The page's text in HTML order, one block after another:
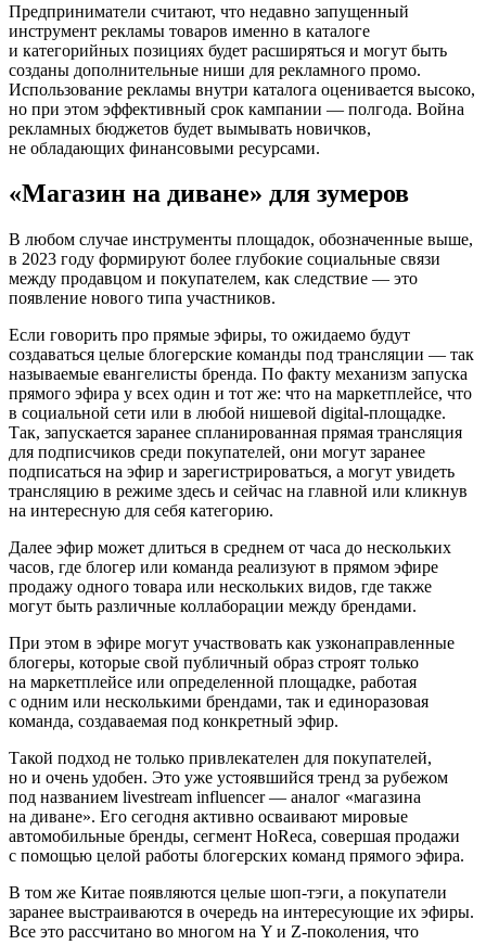
Предприниматели считают, что недавно запущенный
инструмент рекламы товаров именно в каталоге
и категорийных позициях будет расширяться и могут быть
созданы дополнительные ниши для рекламного промо.
Использование рекламы внутри каталога оценивается высоко,
но при этом эффективный срок кампании — полгода. Война
рекламных бюджетов будет вымывать новичков,
не обладающих финансовыми ресурсами.
«Магазин на диване» для зумеров
В любом случае инструменты площадок, обозначенные выше,
в 2023 году формируют более глубокие социальные связи
между продавцом и покупателем, как следствие — это
появление нового типа участников.
Если говорить про прямые эфиры, то ожидаемо будут
создаваться целые блогерские команды под трансляции — так
называемые евангелисты бренда. По факту механизм запуска
прямого эфира у всех один и тот же: что на маркетплейсе, что
в социальной сети или в любой нишевой digital-площадке.
Так, запускается заранее спланированная прямая трансляция
для подписчиков среди покупателей, они могут заранее
подписаться на эфир и зарегистрироваться, а могут увидеть
трансляцию в режиме здесь и сейчас на главной или кликнув
на интересную для себя категорию.
Далее эфир может длиться в среднем от часа до нескольких
часов, где блогер или команда реализуют в прямом эфире
продажу одного товара или нескольких видов, где также
могут быть различные коллаборации между брендами.
При этом в эфире могут участвовать как узконаправленные
блогеры, которые свой публичный образ строят только
на маркетплейсе или определенной площадке, работая
с одним или несколькими брендами, так и единоразовая
команда, создаваемая под конкретный эфир.
Такой подход не только привлекателен для покупателей,
но и очень удобен. Это уже устоявшийся тренд за рубежом
под названием livestream influencer — аналог «магазина
на диване». Его сегодня активно осваивают мировые
автомобильные бренды, сегмент HoReca, совершая продажи
с помощью целой работы блогерских команд прямого эфира.
В том же Китае появляются целые шоп-тэги, а покупатели
заранее выстраиваются в очередь на интересующие их эфиры.
Все это рассчитано во многом на Y и Z-поколения, что